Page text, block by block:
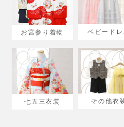
お宮参り着物 ベビードレ
七五三衣装 その他衣